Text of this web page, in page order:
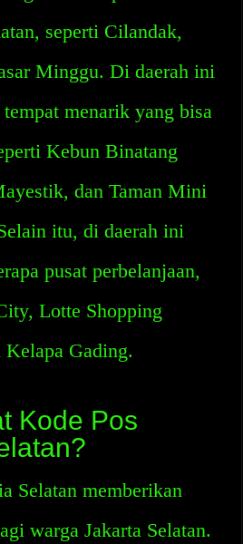
seperti Cilandak,
Minggu. Di daerah ini
tempat menarik yang bisa
Kebun Binatang
dan Taman Mini
itu, di daerah ini
pusat perbelanjaan,
Lotte Shopping
Gading.
Kode Pos
Selatan memberikan
warga Jakarta Selatan.